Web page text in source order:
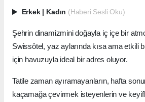
Erkek | Kadın (Haberi Sesli Oku)
Şehrin dinamizmini doğayla iç içe bir
Swissôtel, yaz aylarında kısa ama etkili
için havuzuyla ideal bir adres oluyor.
Tatile zaman ayıramayanların, hafta
kaçamağa çevirmek isteyenlerin ve